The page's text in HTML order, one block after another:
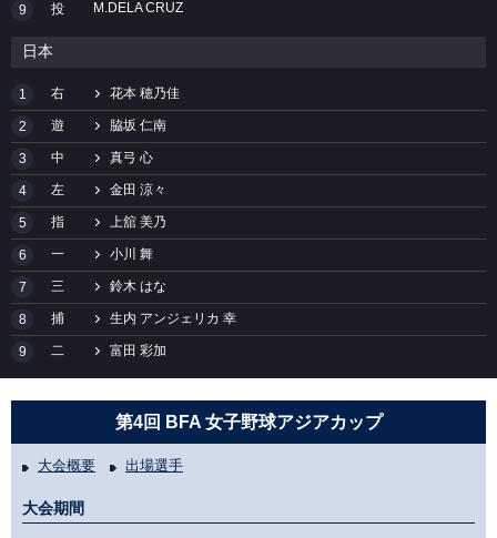
9 投 M.DELA CRUZ
日本
1 右 花本 穂乃佳
2 遊 脇坂 仁南
3 中 真弓 心
4 左 金田 涼々
5 指 上舘 美乃
6 一 小川 舞
7 三 鈴木 はな
8 捕 生内 アンジェリカ 幸
9 二 富田 彩加
第4回 BFA 女子野球アジアカップ
大会概要 出場選手
大会期間